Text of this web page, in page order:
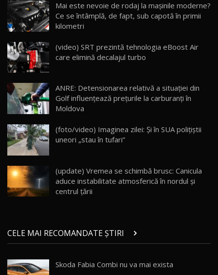
15 14:37
16
AutoBlogMD
13:10
17 20:06
30:08
AutoBlog.MD
23:36
20
Noul ZEEKR 7X / Test Drive AutoBlog.MD
29:08
21
Micul BYD Dolphin Surf / Test Drive
AutoBlog.MD
16:59
22
Noua Mazda 6e / Test Drive AutoBlog.MD
Mai este nevoie de rodaj la mașinile moderne?
Ce se întâmplă, de fapt, sub capotă în primii
kilometri
(video) SRT prezintă tehnologia eBoost Air
care elimină decalajul turbo
ANRE: Detensionarea relativă a situației din
Golf influențează prețurile la carburanți în
Moldova
(foto/video) Imaginea zilei: Și în SUA polițiștii
uneori „stau în tufari”
(update) Vremea se schimbă brusc: Canicula
aduce instabilitate atmosferică în nordul și
centrul țării
CELE MAI RECOMANDATE ȘTIRI
Skoda Fabia Combi nu va mai exista